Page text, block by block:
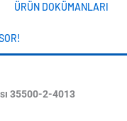
ÜRÜN DOKÜMANLARI
35500-2-4013